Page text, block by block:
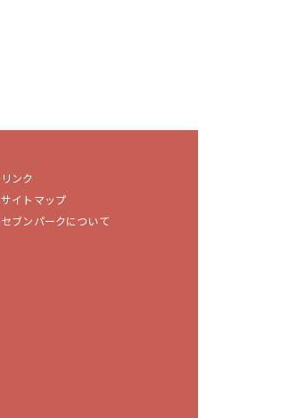
リンク
サイトマップ
セブンパークについて